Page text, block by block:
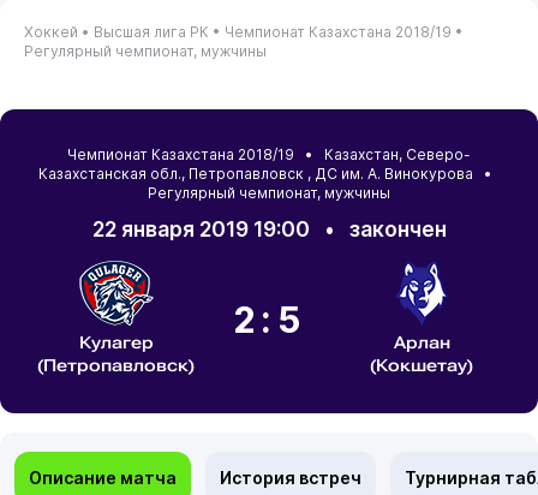
Хоккей • Высшая лига РК • Чемпионат Казахстана 2018/19 •
Регулярный чемпионат, мужчины
Чемпионат Казахстана 2018/19 • Казахстан, Северо-
Казахстанская обл., Петропавловск , ДС им. А. Винокурова •
Регулярный чемпионат, мужчины
22 января 2019 19:00 • закончен
Кулагер
(Петропавловск)
2:5
Арлан
(Кокшетау)
Описание матча История встреч Турнирная